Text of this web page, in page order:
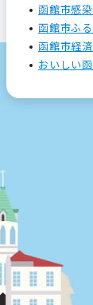
函館市感
函館市ふ
函館市経
おいしい